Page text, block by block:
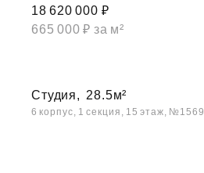
18 620 000 ₽
665 000 ₽ за м²
Студия, 28.5м²
6 корпус, 1 секция, 15 этаж, №1569